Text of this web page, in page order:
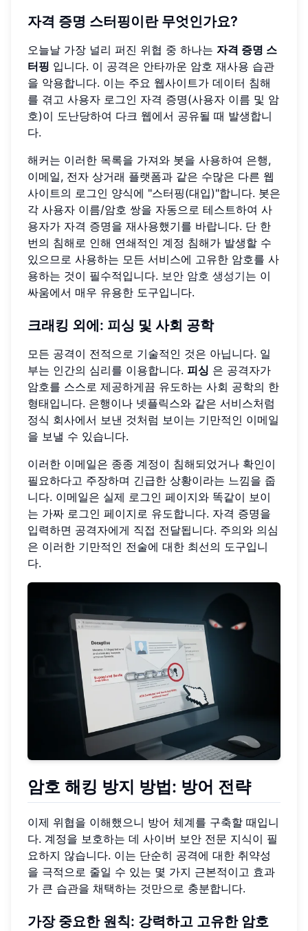
자격 증명 스터핑이란 무엇인가요?
오늘날 가장 널리 퍼진 위협 중 하나는 자격 증명 스
터핑 입니다. 이 공격은 안타까운 암호 재사용 습관
을 악용합니다. 이는 주요 웹사이트가 데이터 침해
를 겪고 사용자 로그인 자격 증명(사용자 이름 및 암
호)이 도난당하여 다크 웹에서 공유될 때 발생합니
다.
해커는 이러한 목록을 가져와 봇을 사용하여 은행,
이메일, 전자 상거래 플랫폼과 같은 수많은 다른 웹
사이트의 로그인 양식에 "스터핑(대입)"합니다. 봇은
각 사용자 이름/암호 쌍을 자동으로 테스트하여 사
용자가 자격 증명을 재사용했기를 바랍니다. 단 한
번의 침해로 인해 연쇄적인 계정 침해가 발생할 수
있으므로 사용하는 모든 서비스에 고유한 암호를 사
용하는 것이 필수적입니다. 보안 암호 생성기는 이
싸움에서 매우 유용한 도구입니다.
크래킹 외에: 피싱 및 사회 공학
모든 공격이 전적으로 기술적인 것은 아닙니다. 일
부는 인간의 심리를 이용합니다. 피싱 은 공격자가
암호를 스스로 제공하게끔 유도하는 사회 공학의 한
형태입니다. 은행이나 넷플릭스와 같은 서비스처럼
정식 회사에서 보낸 것처럼 보이는 기만적인 이메일
을 보낼 수 있습니다.
이러한 이메일은 종종 계정이 침해되었거나 확인이
필요하다고 주장하며 긴급한 상황이라는 느낌을 줍
니다. 이메일은 실제 로그인 페이지와 똑같이 보이
는 가짜 로그인 페이지로 유도합니다. 자격 증명을
입력하면 공격자에게 직접 전달됩니다. 주의와 의심
은 이러한 기만적인 전술에 대한 최선의 도구입니
다.
암호 해킹 방지 방법: 방어 전략
이제 위협을 이해했으니 방어 체계를 구축할 때입니
다. 계정을 보호하는 데 사이버 보안 전문 지식이 필
요하지 않습니다. 이는 단순히 공격에 대한 취약성
을 극적으로 줄일 수 있는 몇 가지 근본적이고 효과
가 큰 습관을 채택하는 것만으로 충분합니다.
가장 중요한 원칙: 강력하고 고유한 암호